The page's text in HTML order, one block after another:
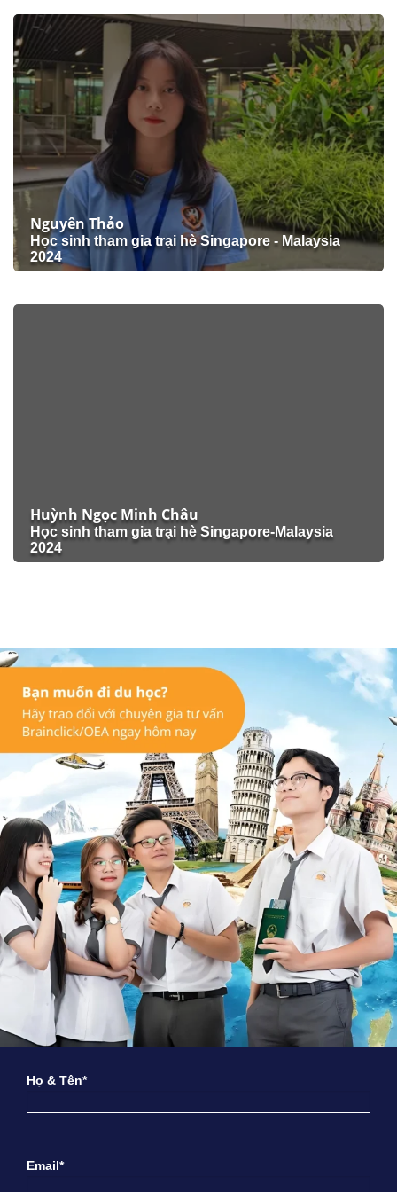
Nguyên Thảo
Học sinh tham gia trại hè Singapore - Malaysia
2024
Huỳnh Ngọc Minh Châu
Học sinh tham gia trại hè Singapore-Malaysia
2024
Họ & Tên*
Email*